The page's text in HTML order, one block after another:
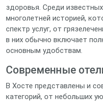
здоровья. Среди
многолетней историей,
спектр услуг, от
в них обычно включает
основным удобствам.
Современные
В Хосте представлены и
категорий, от небольших